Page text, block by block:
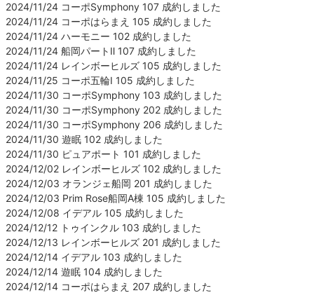
2024/11/24 コーポSymphony 107 成約しました
2024/11/24 コーポはらまえ 105 成約しました
2024/11/24 ハーモニー 102 成約しました
2024/11/24 船岡パートⅡ 107 成約しました
2024/11/24 レインボーヒルズ 105 成約しました
2024/11/25 コーポ五輪Ⅰ 105 成約しました
2024/11/30 コーポSymphony 103 成約しました
2024/11/30 コーポSymphony 202 成約しました
2024/11/30 コーポSymphony 206 成約しました
2024/11/30 遊眠 102 成約しました
2024/11/30 ピュアポート 101 成約しました
2024/12/02 レインボーヒルズ 102 成約しました
2024/12/03 オランジェ船岡 201 成約しました
2024/12/03 Prim Rose船岡A棟 105 成約しました
2024/12/08 イデアル 105 成約しました
2024/12/12 トゥインクル 103 成約しました
2024/12/13 レインボーヒルズ 201 成約しました
2024/12/14 イデアル 103 成約しました
2024/12/14 遊眠 104 成約しました
2024/12/14 コーポはらまえ 207 成約しました